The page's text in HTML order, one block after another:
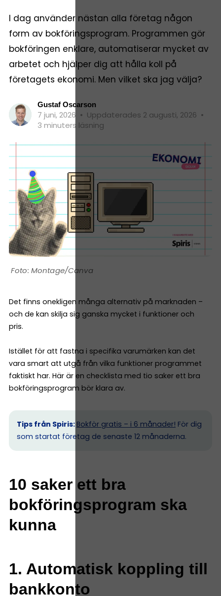
I dag använder nästan alla företag någon
form av bokföringsprogram. Programmen gör
bokföringen enklare, automatiserar mycket av
arbetet och hjälper dig att hålla koll på
företagets ekonomi. Men vilket ska jag välja?
Gustaf Oscarson
7 juni, 2026 • Uppdaterades 2 augusti, 2026 •
3 minuters läsning
Montage/Canva
Det finns onekligen många alternativ på marknaden –
och de kan skilja sig ganska mycket i funktioner och
pris.
Istället för att fastna i specifika varumärken kan det
vara smart att utgå från vilka funktioner programmet
faktiskt har. Här är en checklista med tio saker ett bra
bokföringsprogram bör klara av.
Tips från Spiris: Bokför gratis – i 6 månader! För dig
som startat företag de senaste 12 månaderna.
10 saker ett bra
bokföringsprogram ska
kunna
1. Automatisk koppling till
bankkonto